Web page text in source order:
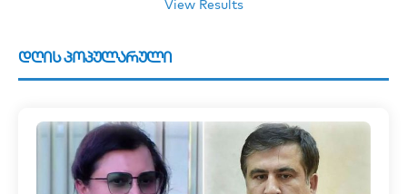
View Results
დღის პოპულარული